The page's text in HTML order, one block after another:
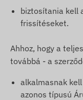
biztosítania kell
frissítéseket.
Ahhoz, hogy a
továbbá - a
alkalmasnak
azonos típusú